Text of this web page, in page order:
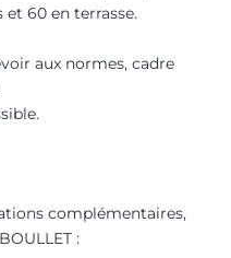
60 en terrasse.
aux normes, cadre
complémentaires,
: